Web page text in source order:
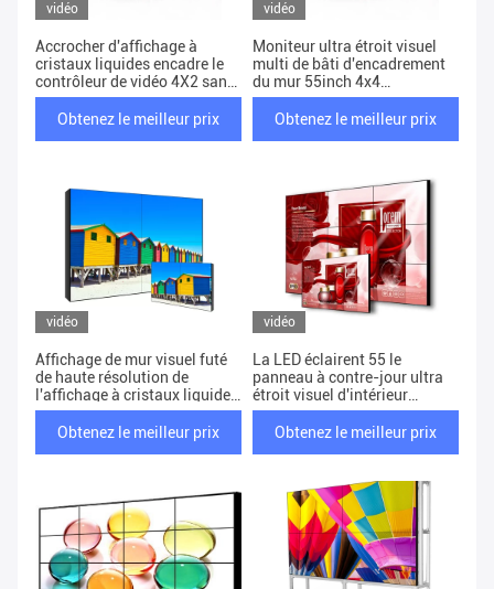
vidéo
Accrocher d'affichage à
cristaux liquides encadre le
contrôleur de vidéo 4X2 sans
couture de Pallas Narrow
Bezel Video Wall
Obtenez le meilleur prix
vidéo
Moniteur ultra étroit visuel
multi de bâti d'encadrement
du mur 55inch 4x4
d'affichage à cristaux
liquides de la publicité
Obtenez le meilleur prix
vidéo
Affichage de mur visuel futé
de haute résolution de
l'affichage à cristaux liquides
P3 LTI550HN11 1920X1080
Obtenez le meilleur prix
vidéo
La LED éclairent 55 le
panneau à contre-jour ultra
étroit visuel d'intérieur
1.7mm d'encadrement de mur
d'affichage à cristaux
Obtenez le meilleur prix